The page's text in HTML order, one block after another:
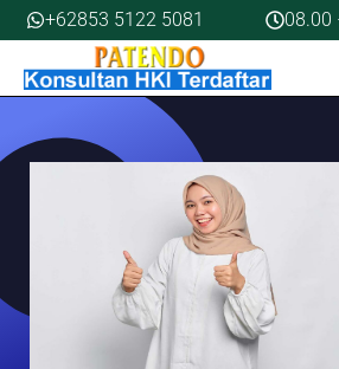
Skip
to
content
+62853 5122 5081 08.00